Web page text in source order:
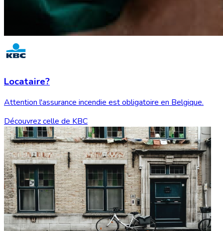
Locataire?
Attention l'assurance incendie est obligatoire en Belgique.
Découvrez celle de KBC